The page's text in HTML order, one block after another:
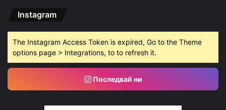
Instagram
The Instagram Access Token is expired, Go to the Theme
options page > Integrations, to to refresh it.
Последвай ни